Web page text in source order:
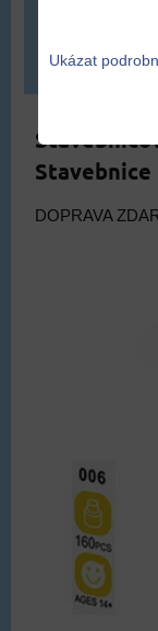
ks
DOPRAVA
Ukázat